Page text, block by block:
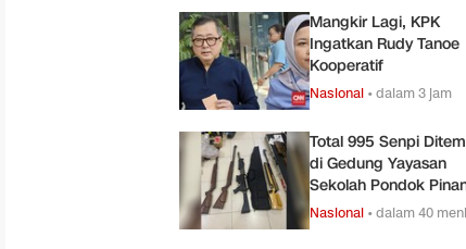
Mangkir Lagi, KPK
Ingatkan Rudy Tanoe
Kooperatif
Nasional •dalam 3 jam
Total 995 Senpi
di Gedung Yayasan
Sekolah Pondok
Nasional •dalam 40